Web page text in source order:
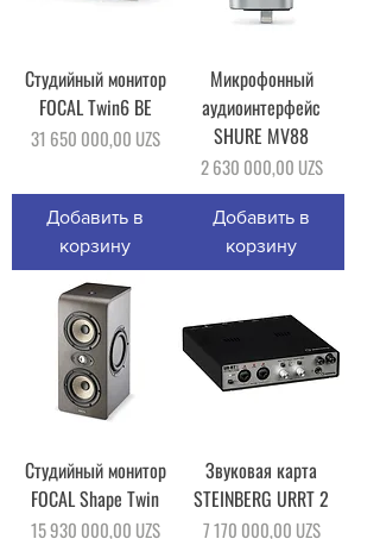
Студийный монитор
FOCAL Twin6 BE
Цена
31 650 000,00 UZS
Добавить в
корзину
Микрофонный
аудиоинтерфейс
SHURE MV88
Цена
2 630 000,00 UZS
Добавить в
корзину
Студийный монитор
FOCAL Shape Twin
Цена
15 930 000,00 UZS
Звуковая карта
STEINBERG URRT 2
Цена
7 170 000,00 UZS